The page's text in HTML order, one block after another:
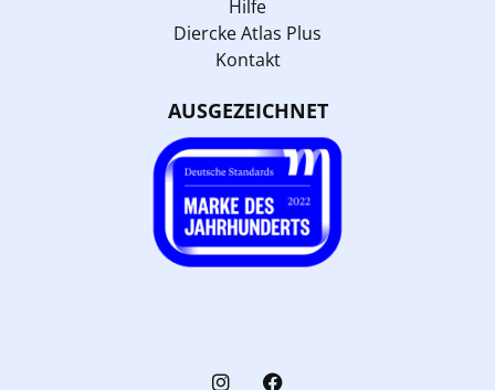
Hilfe
Diercke Atlas Plus
Kontakt
AUSGEZEICHNET